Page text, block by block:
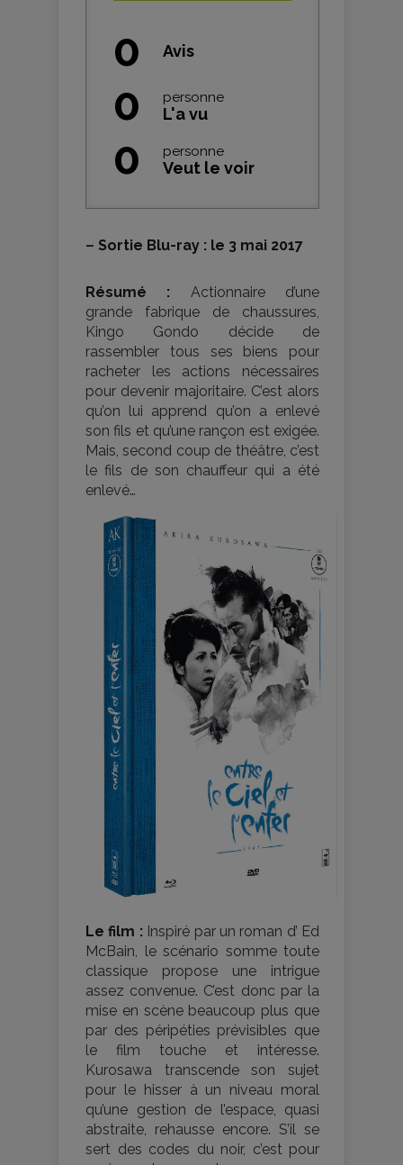
0 Avis
0 personne
L'a vu
0 personne
Veut le voir
– Sortie Blu-ray : le 3 mai 2017
Résumé : Actionnaire d’une
grande fabrique de chaussures,
Kingo Gondo décide de
rassembler tous ses biens pour
racheter les actions nécessaires
pour devenir majoritaire. C’est alors
qu’on lui apprend qu’on a enlevé
son fils et qu’une rançon est exigée.
Mais, second coup de théâtre, c’est
le fils de son chauffeur qui a été
enlevé…
Le film : Inspiré par un roman d’ Ed
McBain, le scénario somme toute
classique propose une intrigue
assez convenue. C’est donc par la
mise en scène beaucoup plus que
par des péripéties prévisibles que
le film touche et intéresse.
Kurosawa transcende son sujet
pour le hisser à un niveau moral
qu’une gestion de l’espace, quasi
abstraite, rehausse encore. S’il se
sert des codes du noir, c’est pour